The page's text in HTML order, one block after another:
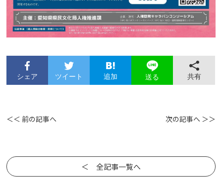
シェア ツイート 追加 送る 共有
＜＜ 前の記事へ 次の記事へ ＞＞
＜ 全記事一覧へ